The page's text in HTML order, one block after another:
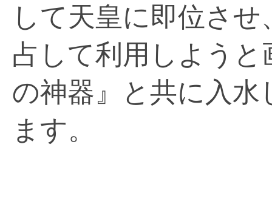
して天皇に即位さ
占して利用しよう
の神器』と共に入
ます。